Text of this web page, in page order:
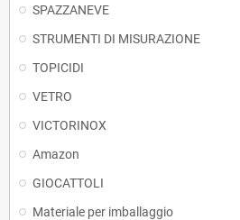
SPAZZANEVE
STRUMENTI DI MISURAZIONE
TOPICIDI
VETRO
VICTORINOX
Amazon
GIOCATTOLI
Materiale per imballaggio